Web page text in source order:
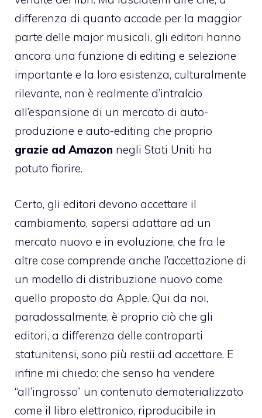
differenza di quanto accade per la maggior
parte delle major musicali, gli editori hanno
ancora una funzione di editing e selezione
importante e la loro esistenza, culturalmente
rilevante, non è realmente d’intralcio
all’espansione di un mercato di auto-
produzione e auto-editing che proprio
grazie ad Amazon negli Stati Uniti ha
potuto fiorire.
Certo, gli editori devono accettare il
cambiamento, sapersi adattare ad un
mercato nuovo e in evoluzione, che fra le
altre cose comprende anche l’accettazione di
un modello di distribuzione nuovo come
quello proposto da Apple. Qui da noi,
paradossalmente, è proprio ciò che gli
editori, a differenza delle controparti
statunitensi, sono più restii ad accettare. E
infine mi chiedo: che senso ha vendere
“all’ingrosso” un contenuto dematerializzato
come il libro elettronico, riproducibile in